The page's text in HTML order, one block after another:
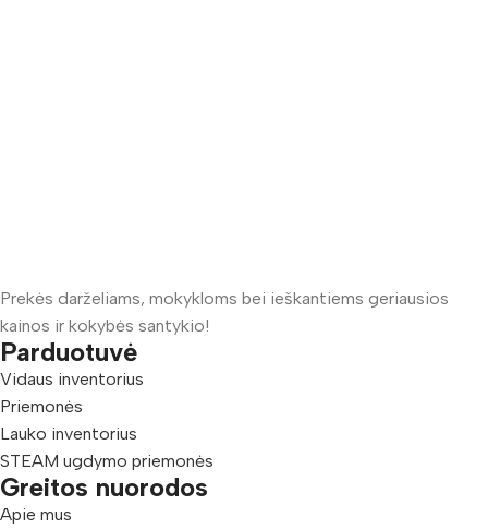
Prekės darželiams, mokykloms bei ieškantiems geriausios
kainos ir kokybės santykio!
Parduotuvė
Vidaus inventorius
Priemonės
Lauko inventorius
STEAM ugdymo priemonės
Greitos nuorodos
Apie mus